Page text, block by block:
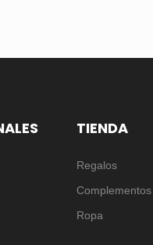
TIENDA
Regalos
Complementos
Ropa